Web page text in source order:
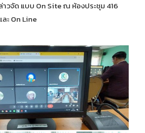
วจัด แบบ On Site ณ ห้องประชุม 416
ะ On Line